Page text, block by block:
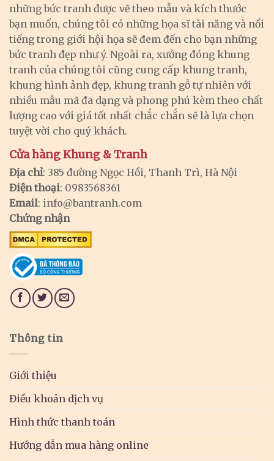
những bức tranh được vẽ theo mẫu và kích thước
bạn muốn, chúng tôi có những họa sĩ tài năng và nổi
tiếng trong giới hội họa sẽ đem đến cho bạn những
bức tranh đẹp như ý. Ngoài ra, xưởng đóng khung
tranh của chúng tôi cũng cung cấp khung tranh,
khung hình ảnh đẹp, khung tranh gỗ tự nhiên với
nhiều mẫu mã đa dạng và phong phú kèm theo chất
lượng cao với giá tốt nhất chắc chắn sẽ là lựa chọn
tuyệt vời cho quý khách.
Cửa hàng Khung & Tranh
Địa chỉ: 385 đường Ngọc Hồi, Thanh Trì, Hà Nội
Điện thoại: 0983568361
Email: info@bantranh.com
Chứng nhận
Thông tin
Giới thiệu
Điều khoản dịch vụ
Hình thức thanh toán
Hướng dẫn mua hàng online